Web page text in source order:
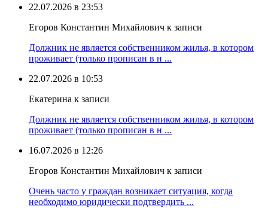
22.07.2026 в 23:53
Егоров Константин Михайлович к записи
Должник не является собственником жилья, в котором
проживает (только прописан в н ...
22.07.2026 в 10:53
Екатерина к записи
Должник не является собственником жилья, в котором
проживает (только прописан в н ...
16.07.2026 в 12:26
Егоров Константин Михайлович к записи
Очень часто у граждан возникает ситуация, когда
необходимо юридически подтвердить ...